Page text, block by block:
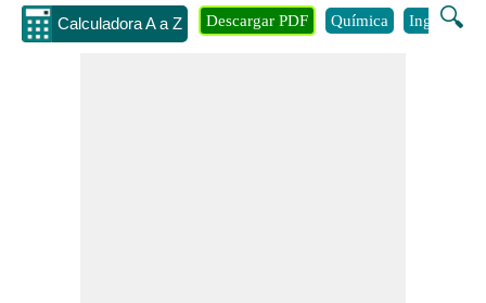
Calculadora A a Z 🔍
Descargar PDF Química Ingenieria